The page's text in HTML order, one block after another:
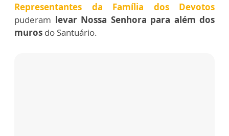
Representantes da Família dos Devotos
puderam levar Nossa Senhora para além dos
muros do Santuário.